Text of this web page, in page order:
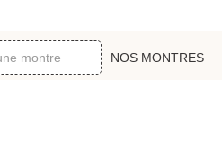
NOS MONTRES